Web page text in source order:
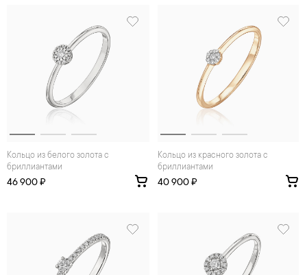
Кольцо из белого золота с
бриллиантами
46 900 ₽
Кольцо из красного золота с
бриллиантами
40 900 ₽